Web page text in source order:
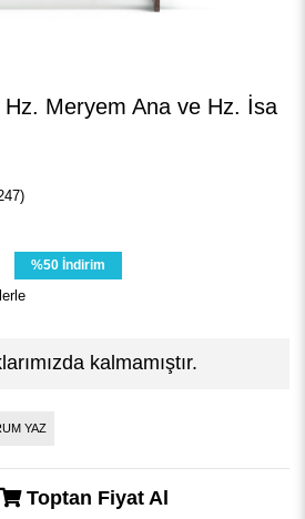
Hz. Meryem Ana ve Hz. İsa
%50 İndirim
kalmamıştır.
YAZ
Toptan Fiyat Al